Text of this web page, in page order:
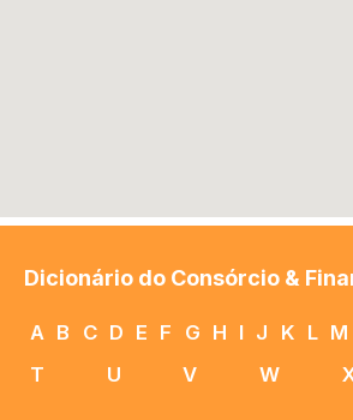
Dicionário do Consórcio &
A B C D E F G H I J K L M
T
U V W